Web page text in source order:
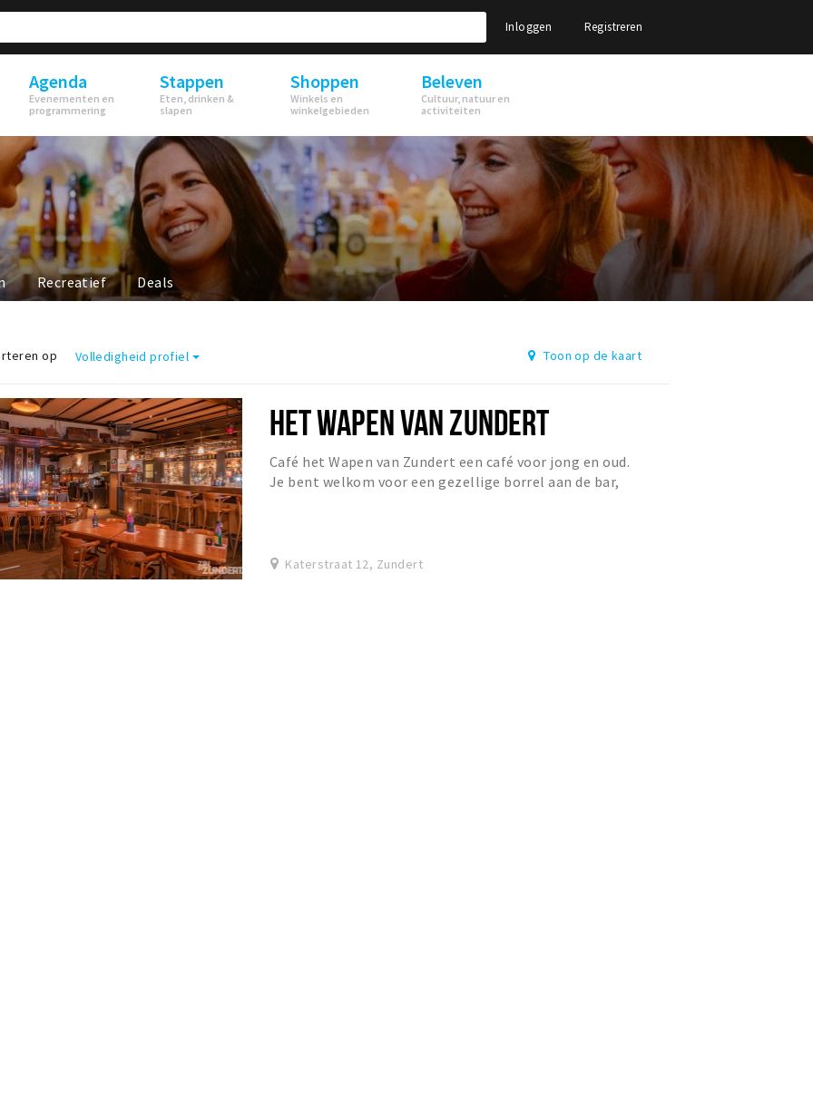
Inloggen Registreren
Agenda
Evenementen en
programmering
Stappen
Eten, drinken &
slapen
Shoppen
Winkels en
winkelgebieden
Beleven
Cultuur, natuur en
activiteiten
Recreatief Deals
op Volledigheid profiel Toon op de kaart
HET WAPEN VAN ZUNDERT
Café het Wapen van Zundert een café voor jong en oud.
Je bent welkom voor een gezellige borrel aan de bar,
Katerstraat 12, Zundert